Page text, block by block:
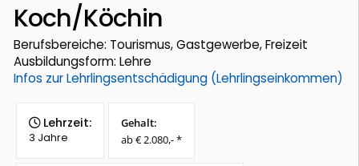
Koch/Köchin
Berufsbereiche: Tourismus, Gastgewerbe, Freizeit
Ausbildungsform: Lehre
Infos zur Lehrlingsentschädigung (Lehrlingseinkommen)
Lehrzeit:
3 Jahre
Gehalt:
ab € 2.080,- *